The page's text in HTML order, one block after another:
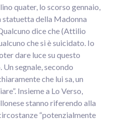
quater, lo scorso gennaio,
statuetta della Madonna
dice che (Attilio
che si è suicidato. Io
dare luce su questo
Un segnale, secondo
che lui sa, un
Insieme a Lo Verso,
stanno riferendo alla
“potenzialmente